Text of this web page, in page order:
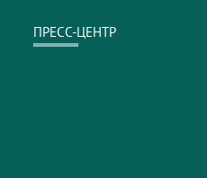
ПРЕСС-ЦЕНТР